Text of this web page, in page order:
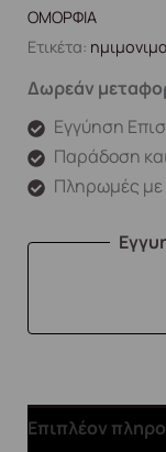
ΟΜΟΡΦΙΑ
Ετικέτα:
Δωρεάν
Εγγύηση
Παράδοση
Πληρωμές με
Επιπλέον